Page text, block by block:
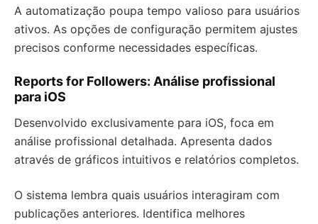
A automatização poupa tempo valioso para usuários
ativos. As opções de configuração permitem ajustes
precisos conforme necessidades específicas.
Reports for Followers: Análise profissional
para iOS
Desenvolvido exclusivamente para iOS, foca em
análise profissional detalhada. Apresenta dados
através de gráficos intuitivos e relatórios completos.
O sistema lembra quais usuários interagiram com
publicações anteriores. Identifica melhores